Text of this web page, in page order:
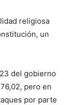
religiosa
un
del gobierno
pero en
por parte